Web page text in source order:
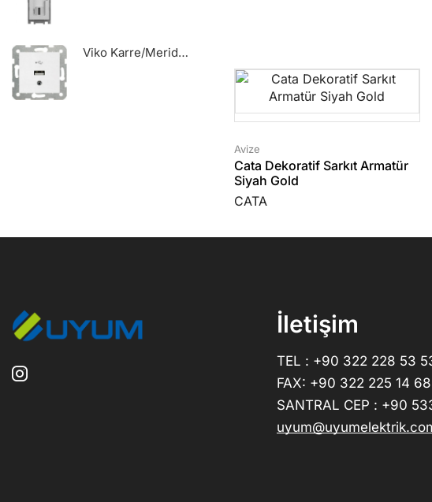
Viko Karre/Meridian Beyaz Usb Konnektör
Avize
Cata Dekoratif Sarkıt Armatür
Siyah Gold
CATA
İletişim
TEL : +90 322 228 53
FAX: +90 322 225 14 68
SANTRAL CEP : +90